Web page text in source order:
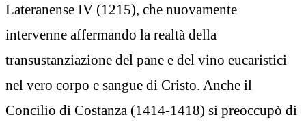
Lateranense IV (1215), che nuovamente
intervenne affermando la realtà della
transustanziazione del pane e del vino eucaristici
nel vero corpo e sangue di Cristo. Anche il
Concilio di Costanza (1414-1418) si preoccupò di